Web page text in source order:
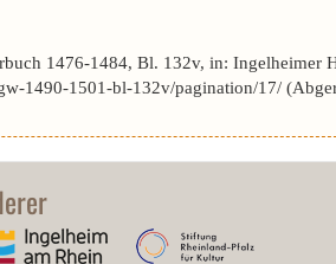
1476-1484, Bl. 132v, in: Ingelheimer
1490-1501-bl-132v/pagination/17/